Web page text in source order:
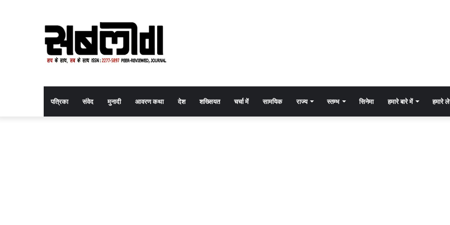
पत्रिका संवेद मुनादी आवरण कथा देश शख्सियत चर्चा में सामयिक राज्य स्तम्भ सिनेमा हमारे बारे में हमारे